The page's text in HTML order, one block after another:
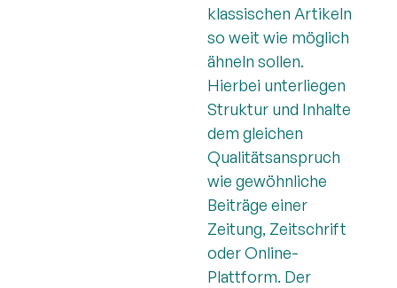
klassischen Artikeln
so weit wie möglich
ähneln sollen.
Hierbei unterliegen
Struktur und Inhalte
dem gleichen
Qualitätsanspruch
wie gewöhnliche
Beiträge einer
Zeitung, Zeitschrift
oder Online-
Plattform. Der